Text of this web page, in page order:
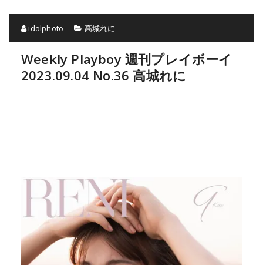
idolphoto 高城れに
Weekly Playboy 週刊プレイボーイ
2023.09.04 No.36 高城れに